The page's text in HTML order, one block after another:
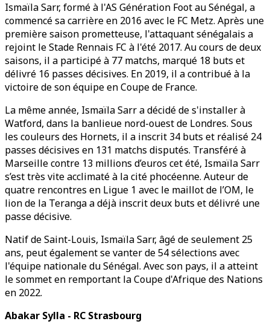
Ismaïla Sarr, formé à l'AS Génération Foot au Sénégal, a
commencé sa carrière en 2016 avec le FC Metz. Après une
première saison prometteuse, l'attaquant sénégalais a
rejoint le Stade Rennais FC à l'été 2017. Au cours de deux
saisons, il a participé à 77 matchs, marqué 18 buts et
délivré 16 passes décisives. En 2019, il a contribué à la
victoire de son équipe en Coupe de France.
La même année, Ismaïla Sarr a décidé de s'installer à
Watford, dans la banlieue nord-ouest de Londres. Sous
les couleurs des Hornets, il a inscrit 34 buts et réalisé 24
passes décisives en 131 matchs disputés. Transféré à
Marseille contre 13 millions d’euros cet été, Ismaïla Sarr
s’est très vite acclimaté à la cité phocéenne. Auteur de
quatre rencontres en Ligue 1 avec le maillot de l’OM, le
lion de la Teranga a déjà inscrit deux buts et délivré une
passe décisive.
Natif de Saint-Louis, Ismaïla Sarr, âgé de seulement 25
ans, peut également se vanter de 54 sélections avec
l'équipe nationale du Sénégal. Avec son pays, il a atteint
le sommet en remportant la Coupe d'Afrique des Nations
en 2022.
Abakar Sylla - RC Strasbourg